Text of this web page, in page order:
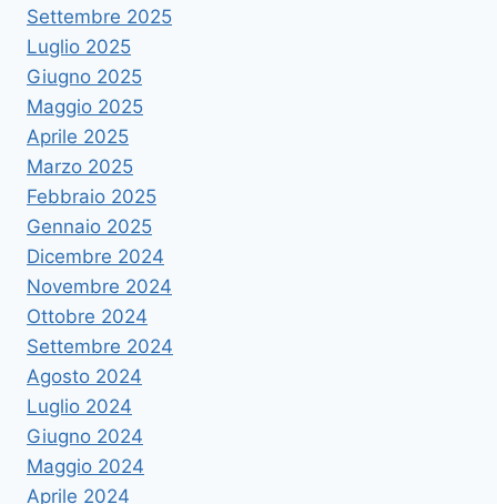
Settembre 2025
Luglio 2025
Giugno 2025
Maggio 2025
Aprile 2025
Marzo 2025
Febbraio 2025
Gennaio 2025
Dicembre 2024
Novembre 2024
Ottobre 2024
Settembre 2024
Agosto 2024
Luglio 2024
Giugno 2024
Maggio 2024
Aprile 2024